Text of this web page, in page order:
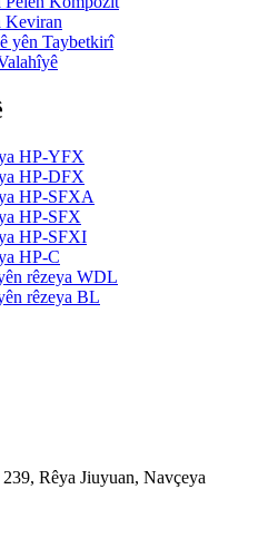
Keviran
yên Taybetkirî
HP-YFX
HP-DFX
HP-SFXA
HP-SFX
HP-SFXI
HP-C
rêzeya WDL
rêzeya BL
Rêya Jiuyuan, Navçeya